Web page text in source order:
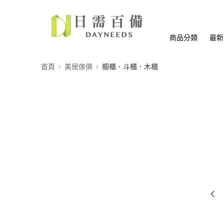
商品分類 最
首頁 美居傢俱 櫥櫃．斗櫃．木櫃